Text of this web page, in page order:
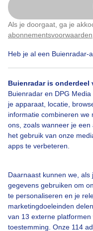
Als je doorgaat, ga je
abonnementsvoorwaarden
Heb je al een Buienradar-
Buienradar is onderdeel
Buienradar en DPG
je apparaat, locatie,
informatie combineren we
ons, zoals wanneer je
het gebruik van onze
apps te verbeteren.
Daarnaast kunnen we,
gegevens gebruiken om
te personaliseren en je
marketingdoeleinden
van 13 externe
toestemming. Onze 114
Sloot
Zomer
Bekijk slideshow
Een
Klik hier